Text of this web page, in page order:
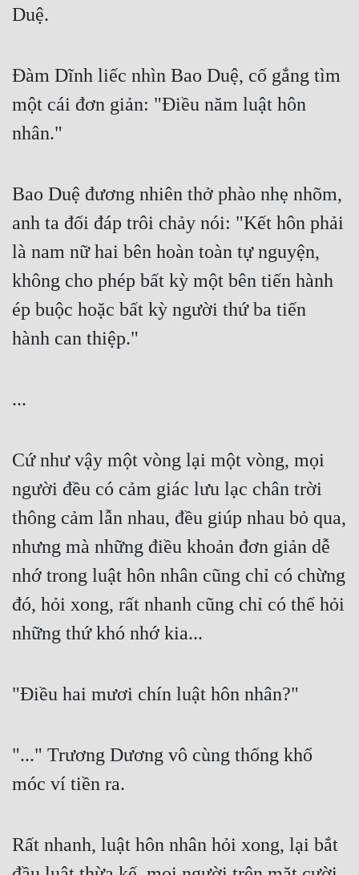
Duệ.
Đàm Dĩnh liếc nhìn Bao Duệ, cố gắng tìm
một cái đơn giản: "Điều năm luật hôn
nhân."
Bao Duệ đương nhiên thở phào nhẹ nhõm,
anh ta đối đáp trôi chảy nói: "Kết hôn phải
là nam nữ hai bên hoàn toàn tự nguyện,
không cho phép bất kỳ một bên tiến hành
ép buộc hoặc bất kỳ người thứ ba tiến
hành can thiệp."
...
Cứ như vậy một vòng lại một vòng, mọi
người đều có cảm giác lưu lạc chân trời
thông cảm lẫn nhau, đều giúp nhau bỏ qua,
nhưng mà những điều khoản đơn giản dễ
nhớ trong luật hôn nhân cũng chỉ có chừng
đó, hỏi xong, rất nhanh cũng chỉ có thể hỏi
những thứ khó nhớ kia...
"Điều hai mươi chín luật hôn nhân?"
"..." Trương Dương vô cùng thống khổ
móc ví tiền ra.
Rất nhanh, luật hôn nhân hỏi xong, lại bắt